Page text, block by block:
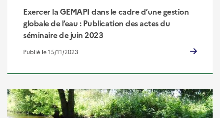
Exercer la GEMAPI dans le cadre d’une gestion
globale de l’eau : Publication des actes du
séminaire de juin 2023
Publié le 15/11/2023